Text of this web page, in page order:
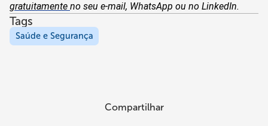
gratuitamente no seu e-mail, WhatsApp ou no LinkedIn.
Tags
Saúde e Segurança
Compartilhar